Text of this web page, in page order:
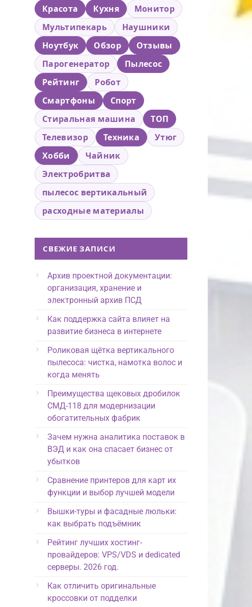
Красота
Кухня
Монитор
Мультипекарь
Наушники
Ноутбук
Обзор
Отзывы
Парогенератор
Пылесос
Рейтинг
Робот
Смартфоны
Спорт
Стиральная машина
ТОП
Телевизор
Техника
Утюг
Хобби
Чайник
Электробритва
пылесос вертикальный
расходные материалы
СВЕЖИЕ ЗАПИСИ
Архив проектной документации:
организация, хранение и
электронный архив ПСД
Как поддержка сайта влияет на
развитие бизнеса в интернете
Роликовая щётка вертикального
пылесоса: чистка, намотка волос и
когда менять
Преимущества щековых дробилок
СМД-118 для модернизации
обогатительных фабрик
Зачем нужна аналитика поставок в
ВЭД и как она спасает бизнес от
убытков
Сравнение принтеров для карт их
функции и выбор лучшей модели
Вышки-туры и фасадные люльки:
как выбрать подъёмник
Рейтинг лучших хостинг-
провайдеров: VPS/VDS и dedicated
серверы. 2026 год.
Как отличить оригинальные
кроссовки от подделки